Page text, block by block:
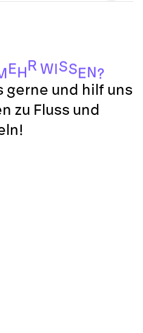
EH R W SSEN?
gerne und hilf uns
zu Fluss und